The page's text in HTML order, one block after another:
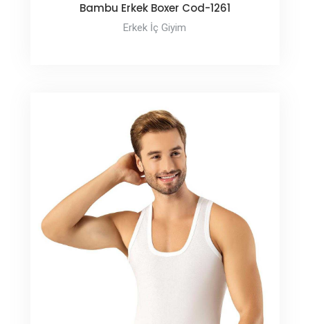
Bambu Erkek Boxer Cod-1261
Erkek İç Giyim